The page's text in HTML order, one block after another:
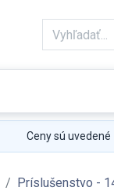
Ceny sú uvedené
Príslušenstvo -